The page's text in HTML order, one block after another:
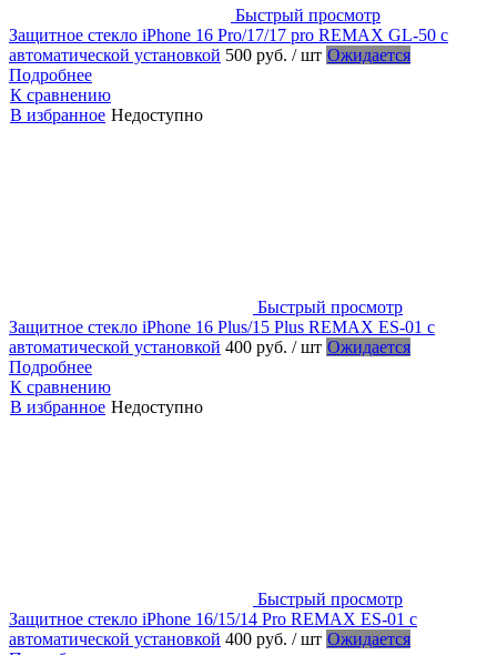
Быстрый просмотр
Защитное стекло iPhone 16 Pro/17/17 pro REMAX GL-50 с
автоматической установкой 500 руб. / шт Ожидается
Подробнее
К сравнению
В избранное Недоступно
Быстрый просмотр
Защитное стекло iPhone 16 Plus/15 Plus REMAX ES-01 с
автоматической установкой 400 руб. / шт Ожидается
Подробнее
К сравнению
В избранное Недоступно
Быстрый просмотр
Защитное стекло iPhone 16/15/14 Pro REMAX ES-01 с
автоматической установкой 400 руб. / шт Ожидается